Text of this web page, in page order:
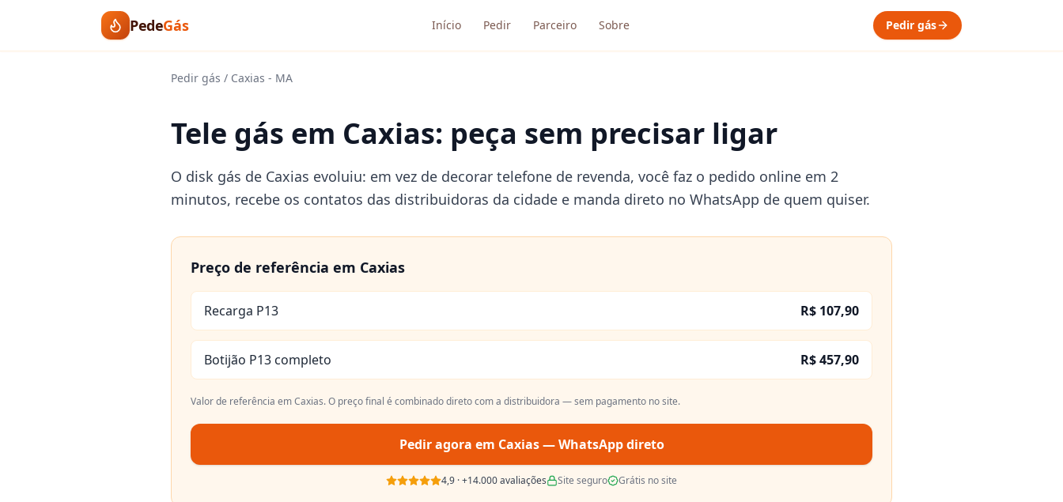
PedeGás Início Pedir Parceiro Sobre Pedir gás
Pedir gás / Caxias - MA
Tele gás em Caxias: peça sem precisar ligar
O disk gás de Caxias evoluiu: em vez de decorar telefone de revenda, você faz o pedido online em 2
minutos, recebe os contatos das distribuidoras da cidade e manda direto no WhatsApp de quem quiser.
Preço de referência em Caxias
Recarga P13 R$ 107,90
Botijão P13 completo R$ 457,90
Valor de referência emCaxias. O preço final é combinado direto com a distribuidora — sem pagamento no site.
Pedir agora em Caxias— WhatsApp direto
4,9 ·+14.000avaliações Site seguro Grátis no site